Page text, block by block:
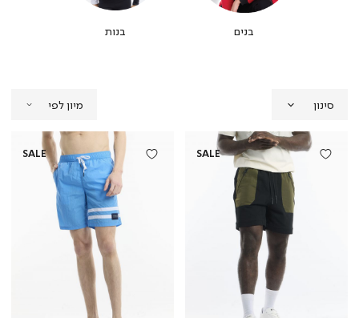
בנים בנות
סינון
SALE
SALE